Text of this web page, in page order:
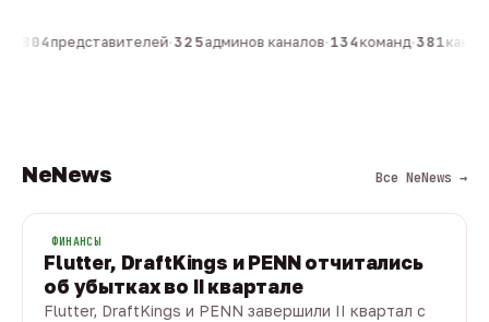
804представителей·325админов каналов·134команд·381
NeNews Все NeNews →
ФИНАНСЫ
Flutter, DraftKings и PENN отчитались
об убытках во II квартале
Flutter, DraftKings и PENN завершили II квартал с